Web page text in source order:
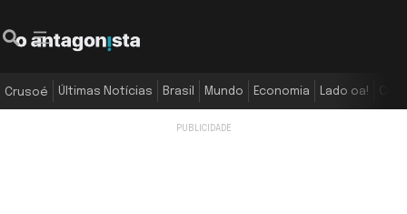
Crusoé Últimas Notícias Brasil Mundo Economia Lado oa!